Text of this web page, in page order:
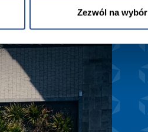
Zezwól na wybór